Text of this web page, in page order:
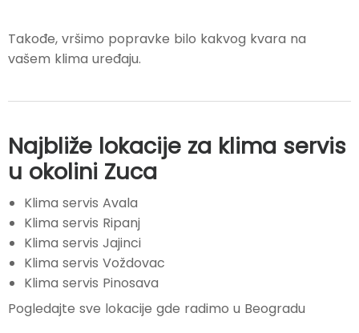
Takođe, vršimo popravke bilo kakvog kvara na
vašem klima uređaju.
Najbliže lokacije za klima servis
u okolini Zuca
Klima servis Avala
Klima servis Ripanj
Klima servis Jajinci
Klima servis Voždovac
Klima servis Pinosava
Pogledajte sve lokacije gde radimo u Beogradu